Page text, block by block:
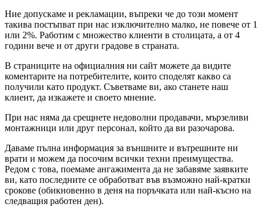
Ние допускаме и рекламации, въпреки че до този момент
такива постъпват при нас изключително малко, не повече от 1
или 2%. Работим с множество клиенти в столицата, а от 4
години вече и от други градове в страната.
В страниците на официалния ни сайт можете да видите
коментарите на потребителите, които споделят какво са
получили като продукт. Съветваме ви, ако станете наш
клиент, да изкажете и своето мнение.
При нас няма да срещнете недоволни продавачи, мързеливи
монтажници или друг персонал, който да ви разочарова.
Даваме пълна информация за външните и вътрешните ни
врати и можем да посочим всички техни преимущества.
Редом с това, поемаме ангажимента да не забавяме заявките
ви, като последните се обработват във възможно най-кратки
срокове (обикновенно в деня на поръчката или най-късно на
следващия работен ден).